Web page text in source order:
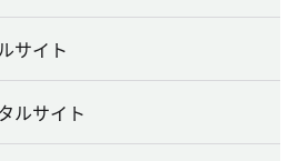
サイト
ルサイト